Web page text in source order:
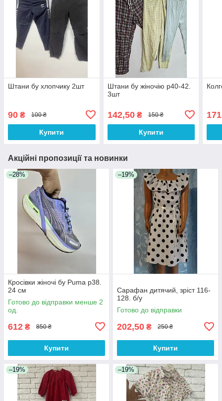
Штани бу хлопчику 2шт
90 ₴ 100 ₴
Купити
Штани бу жіночію р40-42.
3шт
142,50₴ 150 ₴
Купити
171
Акційні пропозиції та новинки
–28%
Кросівки жіночі бу Puma р38.
24 см
Готово до відправки менше 2
од.
612 ₴ 850 ₴
Купити
–19%
Сарафан дитячий, зріст 116-
128. б/у
Готово до відправки
202,50 ₴ 250 ₴
Купити
–19% –19%